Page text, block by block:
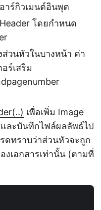
าร์กิวเมนต์อินพุต
โดยกำหนด
วนหัวในบางหน้า ค่า
ร์เสริม
เพื่อเพิ่ม Image
และบันทึกไฟล์ผลลัพธ์ไป
ดทราบว่าส่วนหัวจะถูก
งเอกสารเท่านั้น (ตามที่